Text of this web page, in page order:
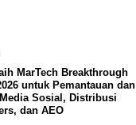
MarTech Breakthrough
untuk Pemantauan dan
Sosial, Distribusi
dan AEO